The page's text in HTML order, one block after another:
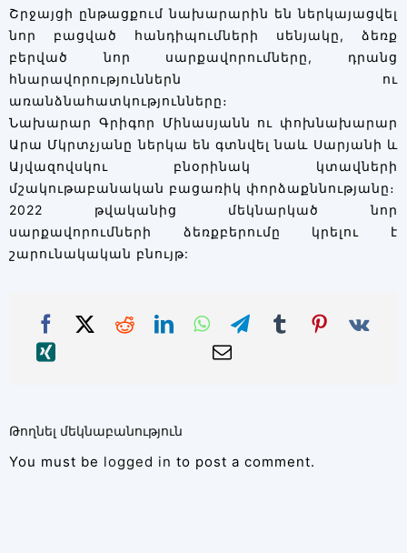
Շրջայցի ընթացքում նախարարին են ներկայացվել
նոր բացված հանդիպումների սենյակը, ձեռք
բերված նոր սարքավորումները, դրանց
հնարավորություններն ու
առանձնահատկությունները։
Նախարար Գրիգոր Մինասյանն ու փոխնախարար
Արա Մկրտչյանը ներկա են գտնվել նաև Սարյանի և
Այվազովսկու բնօրինակ կտավների
մշակութաբանական բացառիկ փորձաքննությանը։
2022 թվականից մեկնարկած նոր
սարքավորումների ձեռքբերումը կրելու է
շարունակական բնույթ:
Թողնել մեկնաբանություն
You must be logged in to post a comment.